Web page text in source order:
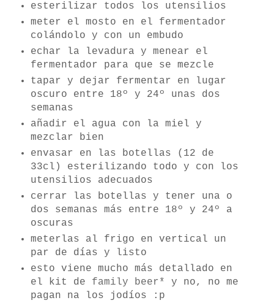
esterilizar todos los utensilios
meter el mosto en el fermentador
colándolo y con un embudo
echar la levadura y menear el
fermentador para que se mezcle
tapar y dejar fermentar en lugar
oscuro entre 18º y 24º unas dos
semanas
añadir el agua con la miel y
mezclar bien
envasar en las botellas (12 de
33cl) esterilizando todo y con los
utensilios adecuados
cerrar las botellas y tener una o
dos semanas más entre 18º y 24º a
oscuras
meterlas al frigo en vertical un
par de días y listo
esto viene mucho más detallado en
el kit de family beer* y no, no me
pagan na los jodíos :p